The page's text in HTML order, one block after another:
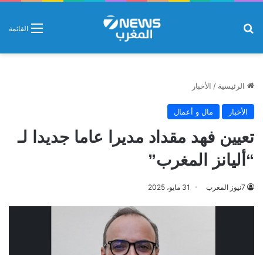
القائمة
الرئيسية / الأخبار
الأخبار مال و أعمال
تعيين فهد مقداد مديرا عاما جديدا لـ
“أليانز المغرب”
7نيوز المغرب 31 مايو، 2025